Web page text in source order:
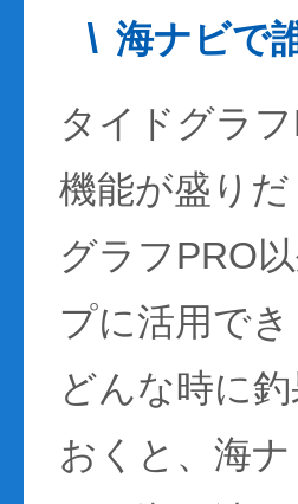
海ナビで
タイドグラ
機能が盛り
グラフPRO
プに活用でき
どんな時に
おくと、海